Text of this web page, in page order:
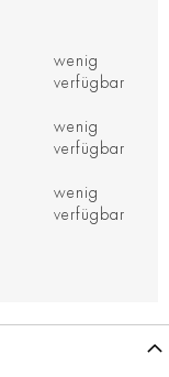
wenig
verfügbar
wenig
verfügbar
wenig
verfügbar